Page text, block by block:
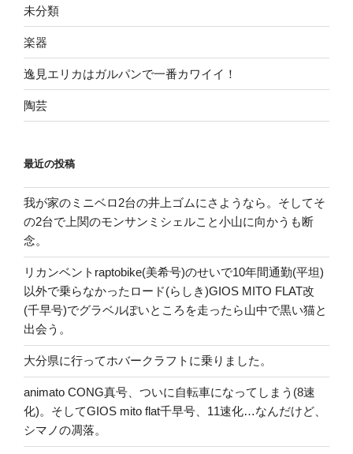
未分類
楽器
逸見エリカはガルパンで一番カワイイ！
陶芸
最近の投稿
我が家のミニベロ2台の井上ゴムにさようなら。そしてそ
の2台で上関のモンサンミシェルこと小山に向かうも断
念。
リカンベントraptobike(美希号)のせいで10年間通勤(平坦)
以外で乗らなかったロード(らしき)GIOS MITO FLAT改
(千早号)でグラベルぽいところを走ったら山中で黒い猫と
出会う。
大分県に行ってホバークラフトに乗りました。
animato CONG真号、ついに自転車になってしまう(8速
化)。そしてGIOS mito flat千早号、11速化…なんだけど、
シマノの凋落。